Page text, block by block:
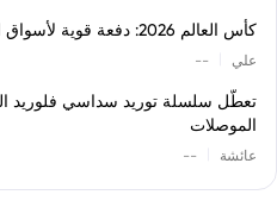
كأس العالم 2026: دفعة قوية لأسواق التنبؤات وتعزيز لـ DraftKings
علي --
تعطّل سلسلة توريد سداسي فلوريد
الموصلات
عائشة --